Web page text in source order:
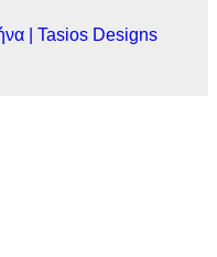
| Tasios Designs